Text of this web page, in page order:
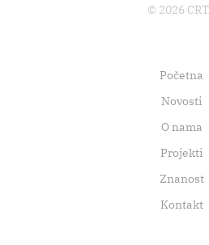
© 2026
Početna
Novosti
O nama
Projekti
Znanost
Kontakt